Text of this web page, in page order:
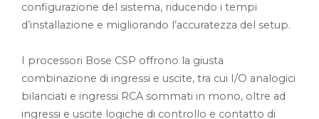
configurazione del sistema, riducendo i tempi
d’installazione e migliorando l’accuratezza del setup.
I processori Bose CSP offrono la giusta
combinazione di ingressi e uscite, tra cui I/O analogici
bilanciati e ingressi RCA sommati in mono, oltre ad
ingressi e uscite logiche di controllo e contatto di